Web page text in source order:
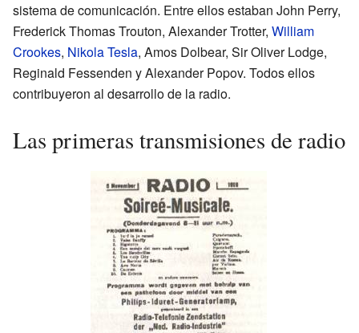
sistema de comunicación. Entre ellos estaban John Perry,
Frederick Thomas Trouton, Alexander Trotter, William
Crookes, Nikola Tesla, Amos Dolbear, Sir Oliver Lodge,
Reginald Fessenden y Alexander Popov. Todos ellos
contribuyeron al desarrollo de la radio.
Las primeras transmisiones de radio